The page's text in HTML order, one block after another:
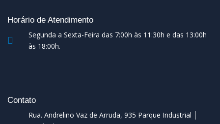
Horário de Atendimento
Segunda a Sexta-Feira das 7:00h às 11:30h e das 13:00h
às 18:00h.
Contato
Rua. Andrelino Vaz de Arruda, 935 Parque Industrial │